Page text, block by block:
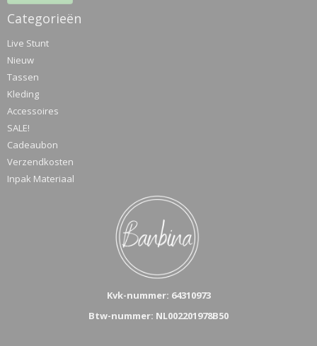
Categorieën
Live Stunt
Nieuw
Tassen
Kleding
Accessoires
SALE!
Cadeaubon
Verzendkosten
Inpak Materiaal
Kvk-nummer: 64310973
Btw-nummer: NL002201978B50